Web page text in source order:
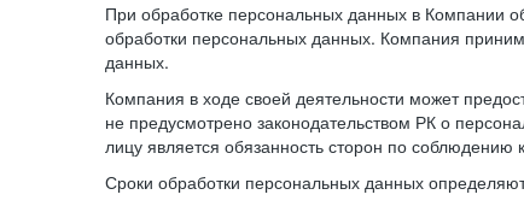
При обработке персональных данных в Компании
обработки персональных данных. Компания
данных.
Компания в ходе своей деятельности может
не предусмотрено законодательством РК о
лицу является обязанность сторон по
Сроки обработки персональных данных